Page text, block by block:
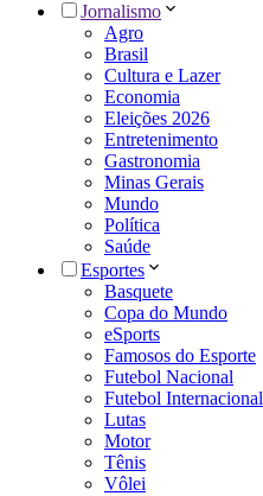
Jornalismo
Agro
Brasil
Cultura e Lazer
Economia
Eleições 2026
Entretenimento
Gastronomia
Minas Gerais
Mundo
Política
Saúde
Esportes
Basquete
Copa do Mundo
eSports
Famosos do Esporte
Futebol Nacional
Futebol Internacional
Lutas
Motor
Tênis
Vôlei